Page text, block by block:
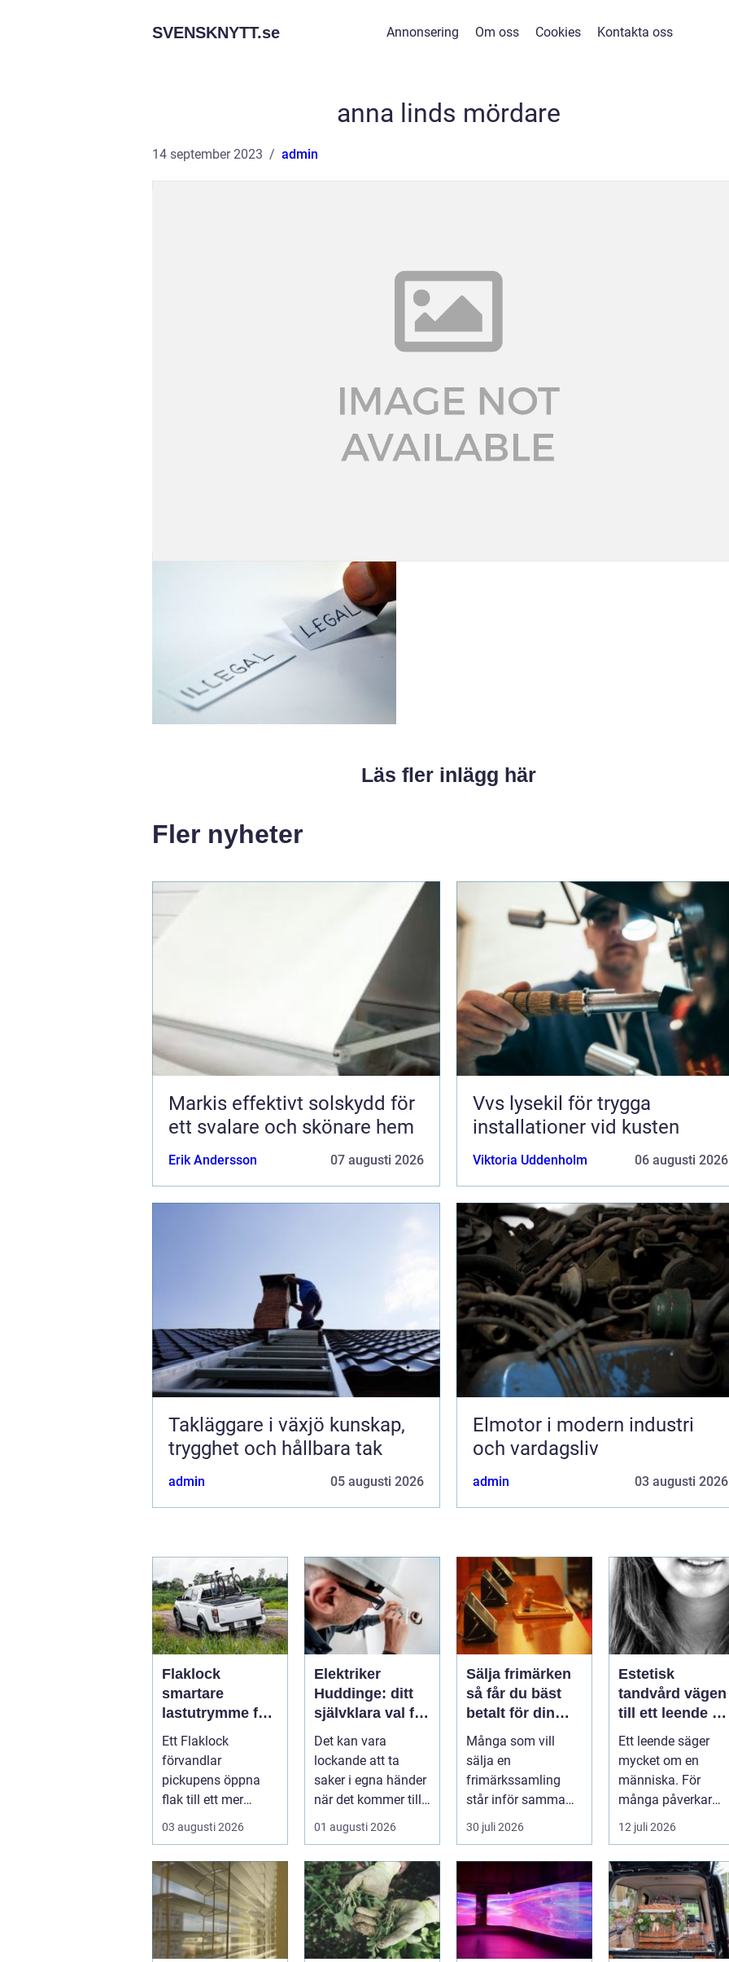
SVENSKNYTT.se Annonsering Om oss Cookies Kontakta oss
anna linds mördare
14 september 2023 admin
Läs fler inlägg här
Fler nyheter
Markis effektivt solskydd för
ett svalare och skönare hem
Erik Andersson 07 augusti 2026
Vvs lysekil för trygga
installationer vid kusten
Viktoria Uddenholm 06 augusti 2026
Takläggare i växjö kunskap,
trygghet och hållbara tak
admin 05 augusti 2026
Elmotor i modern industri
och vardagsliv
admin 03 augusti 2026
Flaklock
smartare
lastutrymme för
pickupen
Ett Flaklock
förvandlar
pickupens öppna
flak till ett mer
skyddat, praktiskt
och ibland också
mer br...
03 augusti 2026
Elektriker
Huddinge: ditt
självklara val för
säker
elinstallation
Det kan vara
lockande att ta
saker i egna händer
när det kommer till
hemförbättr...
01 augusti 2026
Sälja frimärken
så får du bäst
betalt för din
samling
Många som vill
sälja en
frimärkssamling
står inför samma
frågor: Vad är
samlingen värd?
Var vänder m...
30 juli 2026
Estetisk
tandvård vägen
till ett leende du
trivs med
Ett leende säger
mycket om en
människa. För
många påverkar
tändernas utseende
både
självförtroendet ...
12 juli 2026